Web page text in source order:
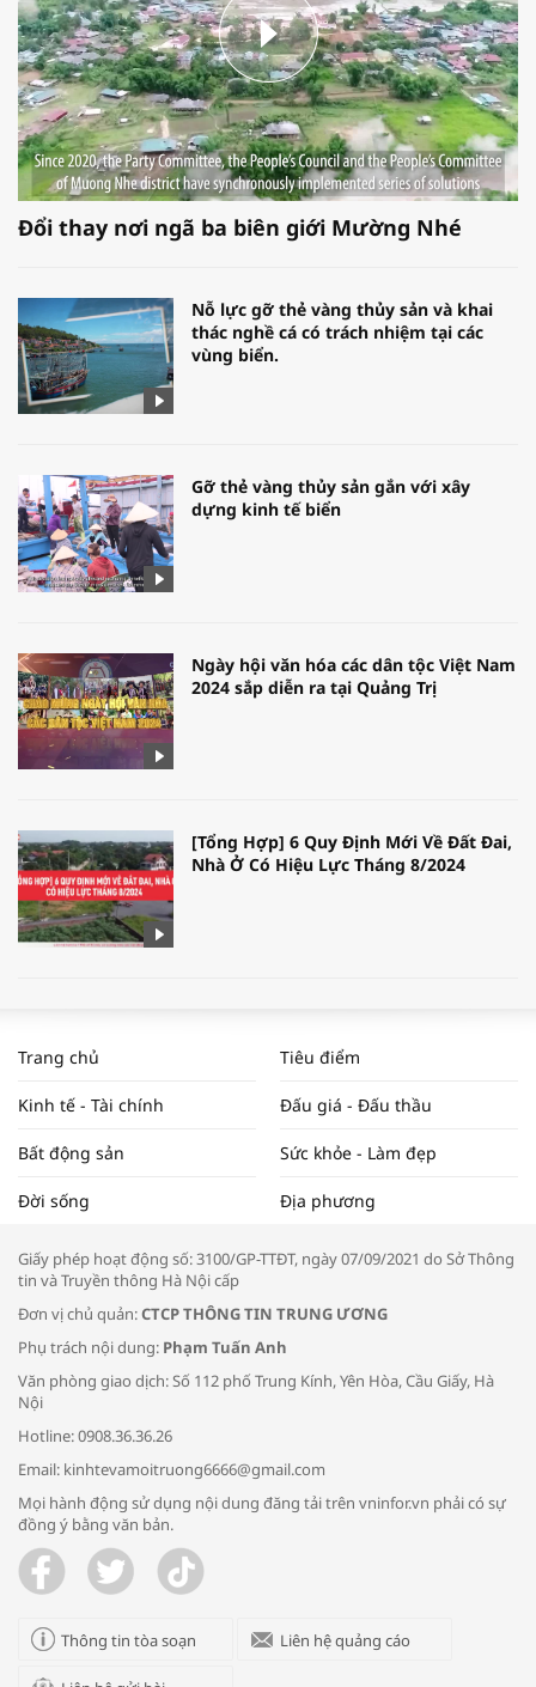
Đổi thay nơi ngã ba biên giới Mường Nhé
Nỗ lực gỡ thẻ vàng thủy sản và khai
thác nghề cá có trách nhiệm tại các
vùng biển.
Gỡ thẻ vàng thủy sản gắn với xây
dựng kinh tế biển
Ngày hội văn hóa các dân tộc Việt Nam
2024 sắp diễn ra tại Quảng Trị
[Tổng Hợp] 6 Quy Định Mới Về Đất Đai,
Nhà Ở Có Hiệu Lực Tháng 8/2024
NAM NĂM 2024 VÀ NĂM 2025 | NHỊP
ĐẬP THỊ TRƯỜNG #62
Tọa đàm “Xúc tiến thương mại: Khơi
Bác sĩ tư vấn cách phòng tránh bệnh
đường hô hấp trong thời tiết giao mùa
Trao yêu thương cho em
Trang chủ Tiêu điểm
Kinh tế - Tài chính Đấu giá - Đấu thầu
Bất động sản Sức khỏe - Làm đẹp
Đời sống Địa phương
Giấy phép hoạt động số: 3100/GP-TTĐT, ngày 07/09/2021 do Sở Thông
tin và Truyền thông Hà Nội cấp
Đơn vị chủ quản:CTCP THÔNG TIN TRUNG ƯƠNG
Phụ trách nội dung: Phạm Tuấn Anh
Văn phòng giao dịch: Số 112 phố Trung Kính, Yên Hòa, Cầu Giấy, Hà
Nội
Hotline: 0908.36.36.26
Email: kinhtevamoitruong6666@gmail.com
Mọi hành động sử dụng nội dung đăng tải trên vninfor.vn phải có sự
đồng ý bằng văn bản.
Thông tin tòa soạn Liên hệ quảng cáo